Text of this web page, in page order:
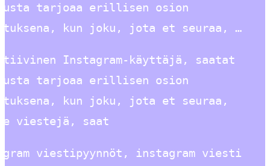
tarjoaa erillisen osion
kun joku, jota et seuraa, …
Instagram-käyttäjä, saatat
tarjoaa erillisen osion
kun joku, jota et seuraa,
viestejä, saat
viestipyynnöt, instagram viesti